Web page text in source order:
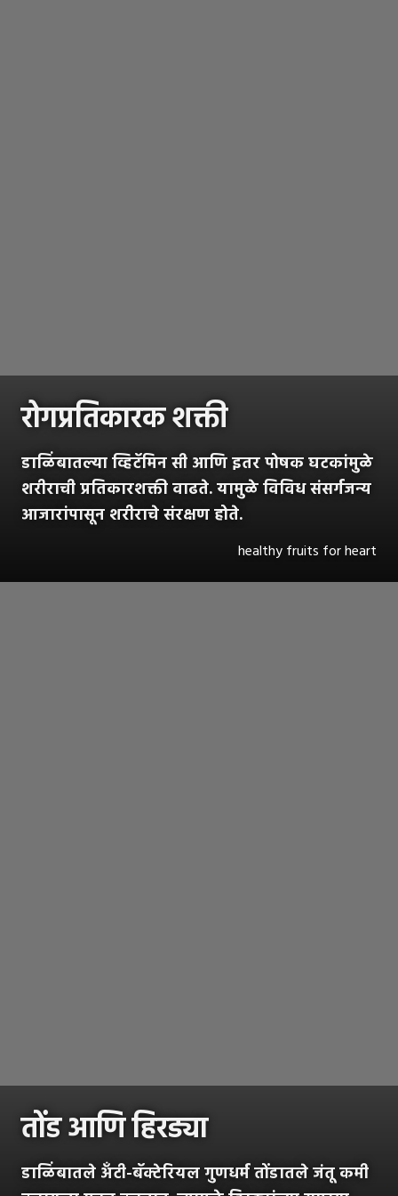
रोगप्रतिकारक शक्ती
डाळिंबातल्या व्हिटॅमिन सी आणि इतर पोषक घटकांमुळे
शरीराची प्रतिकारशक्ती वाढते. यामुळे विविध संसर्गजन्य
आजारांपासून शरीराचे संरक्षण होते.
healthy fruits for heart
तोंड आणि हिरड्या
डाळिंबातले अँटी-बॅक्टेरियल गुणधर्म तोंडातले जंतू कमी